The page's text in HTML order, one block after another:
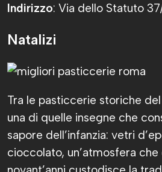
Indirizzo: Via dello Statuto
Natalizi
Tra le pasticcerie storiche
una di quelle insegne che
sapore dell’infanzia: vetri
cioccolato, un’atmosfera